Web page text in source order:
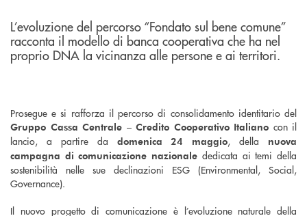
L’evoluzione del percorso “Fondato sul bene comune”
racconta il modello di banca cooperativa che ha nel
proprio DNA la vicinanza alle persone e ai territori.
Prosegue e si rafforza il percorso di consolidamento identitario del
Gruppo Cassa Centrale – Credito Cooperativo Italiano con il
lancio, a partire da domenica 24 maggio, della nuova
campagna di comunicazione nazionale dedicata ai temi della
sostenibilità nelle sue declinazioni ESG (Environmental, Social,
Governance).
Il nuovo progetto di comunicazione è l’evoluzione naturale della